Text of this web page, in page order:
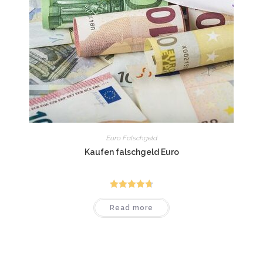
Euro Falschgeld
Kaufen falschgeld Euro
Rated4.75
out of 5
Read more